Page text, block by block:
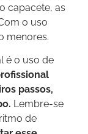
capacete, as
o uso
menores.
é o uso de
passos,
Lembre-se
de